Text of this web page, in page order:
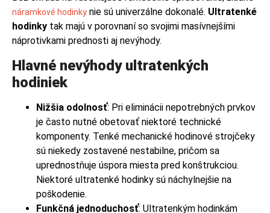
náramkové hodinky nie sú univerzálne dokonalé. Ultratenké
hodinky tak majú v porovnaní so svojimi masívnejšími
náprotivkami prednosti aj nevýhody.
Hlavné nevýhody ultratenkých
hodiniek
Nižšia odolnosť: Pri eliminácii nepotrebných prvkov
je často nutné obetovať niektoré technické
komponenty. Tenké mechanické hodinové strojčeky
sú niekedy zostavené nestabilne, pričom sa
uprednostňuje úspora miesta pred konštrukciou.
Niektoré ultratenké hodinky sú náchylnejšie na
poškodenie.
Funkčná jednoduchosť: Ultratenkým hodinkám